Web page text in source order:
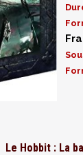
Le Hobbit : La